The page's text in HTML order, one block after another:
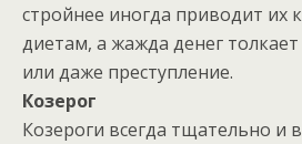
стройнее иногда приводит их
диетам, а жажда денег
или даже преступление.
Козерог
Козероги всегда тщательно и